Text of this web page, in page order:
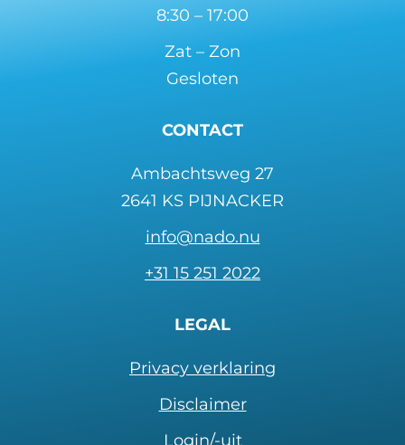
8:30 – 17:00
Zat – Zon
Gesloten
CONTACT
Ambachtsweg 27
2641 KS PIJNACKER
info@nado.nu
+31 15 251 2022
LEGAL
Privacy verklaring
Disclaimer
Login/-uit